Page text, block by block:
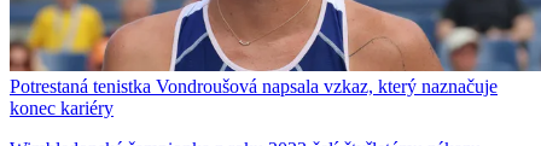
Potrestaná tenistka Vondroušová napsala vzkaz, který naznačuje
konec kariéry